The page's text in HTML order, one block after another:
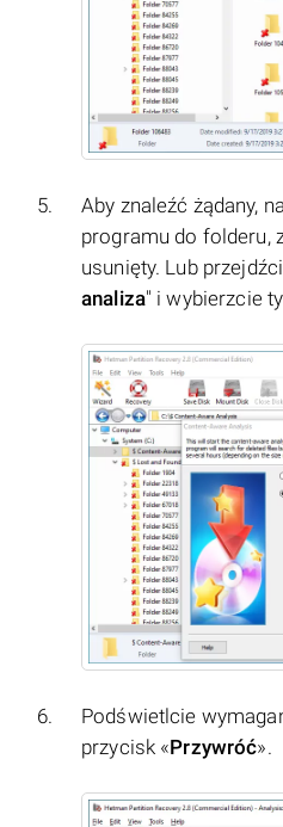
Aby znaleźć żądany,
programu do folderu,
usunięty. Lub
analiza" i wybierzcie
Podświetlcie
przycisk «Przywróć».